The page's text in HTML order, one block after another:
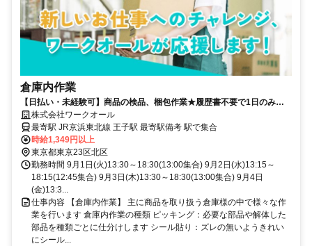
倉庫内作業
【日払い・未経験可】商品の検品、梱包作業★履歴書不要で1日のみの
入職もOK！
株式会社ワークオール
最寄駅 JR京浜東北線 王子駅 最寄駅備考 駅で集合
時給1,349円以上
東京都東京23区北区
勤務時間 9月1日(火)13:30～18:30(13:00集合) 9月2日(水)13:15～
18:15(12:45集合) 9月3日(木)13:30～18:30(13:00集合) 9月4日
(金)13:3...
仕事内容 【倉庫内作業】 主に商品を取り扱う倉庫様の中で様々な作
業を行います 倉庫内作業の種類 ピッキング：必要な部品や解体した
部品を種類ごとに仕分けします シール貼り：ズレの無いようきれい
にシール...